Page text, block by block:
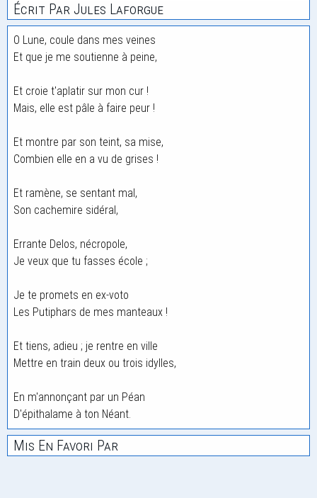
Écrit Par Jules Laforgue
O Lune, coule dans mes veines
Et que je me soutienne à peine,
Et croie t'aplatir sur mon cur !
Mais, elle est pâle à faire peur !
Et montre par son teint, sa mise,
Combien elle en a vu de grises !
Et ramène, se sentant mal,
Son cachemire sidéral,
Errante Delos, nécropole,
Je veux que tu fasses école ;
Je te promets en ex-voto
Les Putiphars de mes manteaux !
Et tiens, adieu ; je rentre en ville
Mettre en train deux ou trois idylles,
En m'annonçant par un Péan
D'épithalame à ton Néant.
Mis En Favori Par